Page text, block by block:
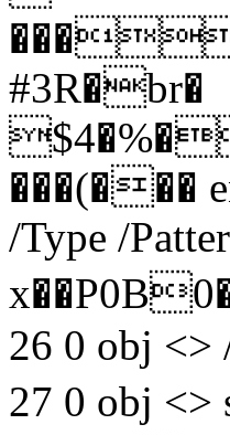
#3R�br�
���(���
/Type /
26 0 obj <>
27 0 obj